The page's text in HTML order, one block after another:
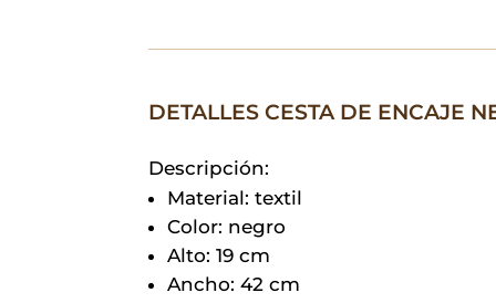
DETALLES CESTA DE ENCAJE
Descripción:
Material: textil
Color: negro
Alto: 19 cm
Ancho: 42 cm